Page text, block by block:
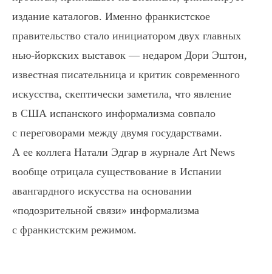
издание каталогов. Именно франкистское
правительство стало инициатором двух главных
нью-йоркских выставок — недаром Дори Эштон,
известная писательница и критик современного
искусства, скептически заметила, что явление
в США испанского информализма совпало
с переговорами между двумя государствами.
А ее коллега Натали Эдгар в журнале Art News
вообще отрицала существование в Испании
авангардного искусства на основании
«подозрительной связи» информализма
с франкистским режимом.